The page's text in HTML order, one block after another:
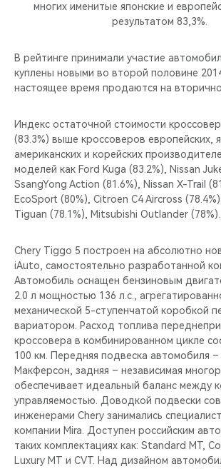
СЕДАНЫ
НОВИНКИ
CHERY И СПОРТ
НАШИ МЕРОПРИЯТИЯ
ВИДЕООБЗОРЫ
CHERY ДЛЯ ДЕТЕЙ
многих именитые японские и
результатом 83,3%.
В рейтинге принимали участие
куплены новыми во второй половине
настоящее время продаются на
Индекс остаточной стоимости
(83.3%) выше кроссоверов европейских,
американских и корейских
моделей как Ford Kuga (83.2%), Nissan
SsangYong Action (81.6%), Nissan X-Trail
EcoSport (80%), Citroen C4 Aircross
Tiguan (78.1%), Mitsubishi Outlander (78%).
Chery Tiggo 5 построен на абсолютно
iAuto, самостоятельно разработанной
Автомобиль оснащен бензиновым
2.0 л мощностью 136 л.с.,
механической 5-ступенчатой коробкой
вариатором. Расход топлива
кроссовера в комбинированном цикле
100 км. Передняя подвеска автомобиля –
Макферсон, задняя – независимая
обеспечивает идеальный баланс между
управляемостью. Доводкой подвески
инженерами Chery занимались
компании Mira. Доступен российским
таких комплектациях как: Standard MT,
Luxury MT и CVT. Над дизайном